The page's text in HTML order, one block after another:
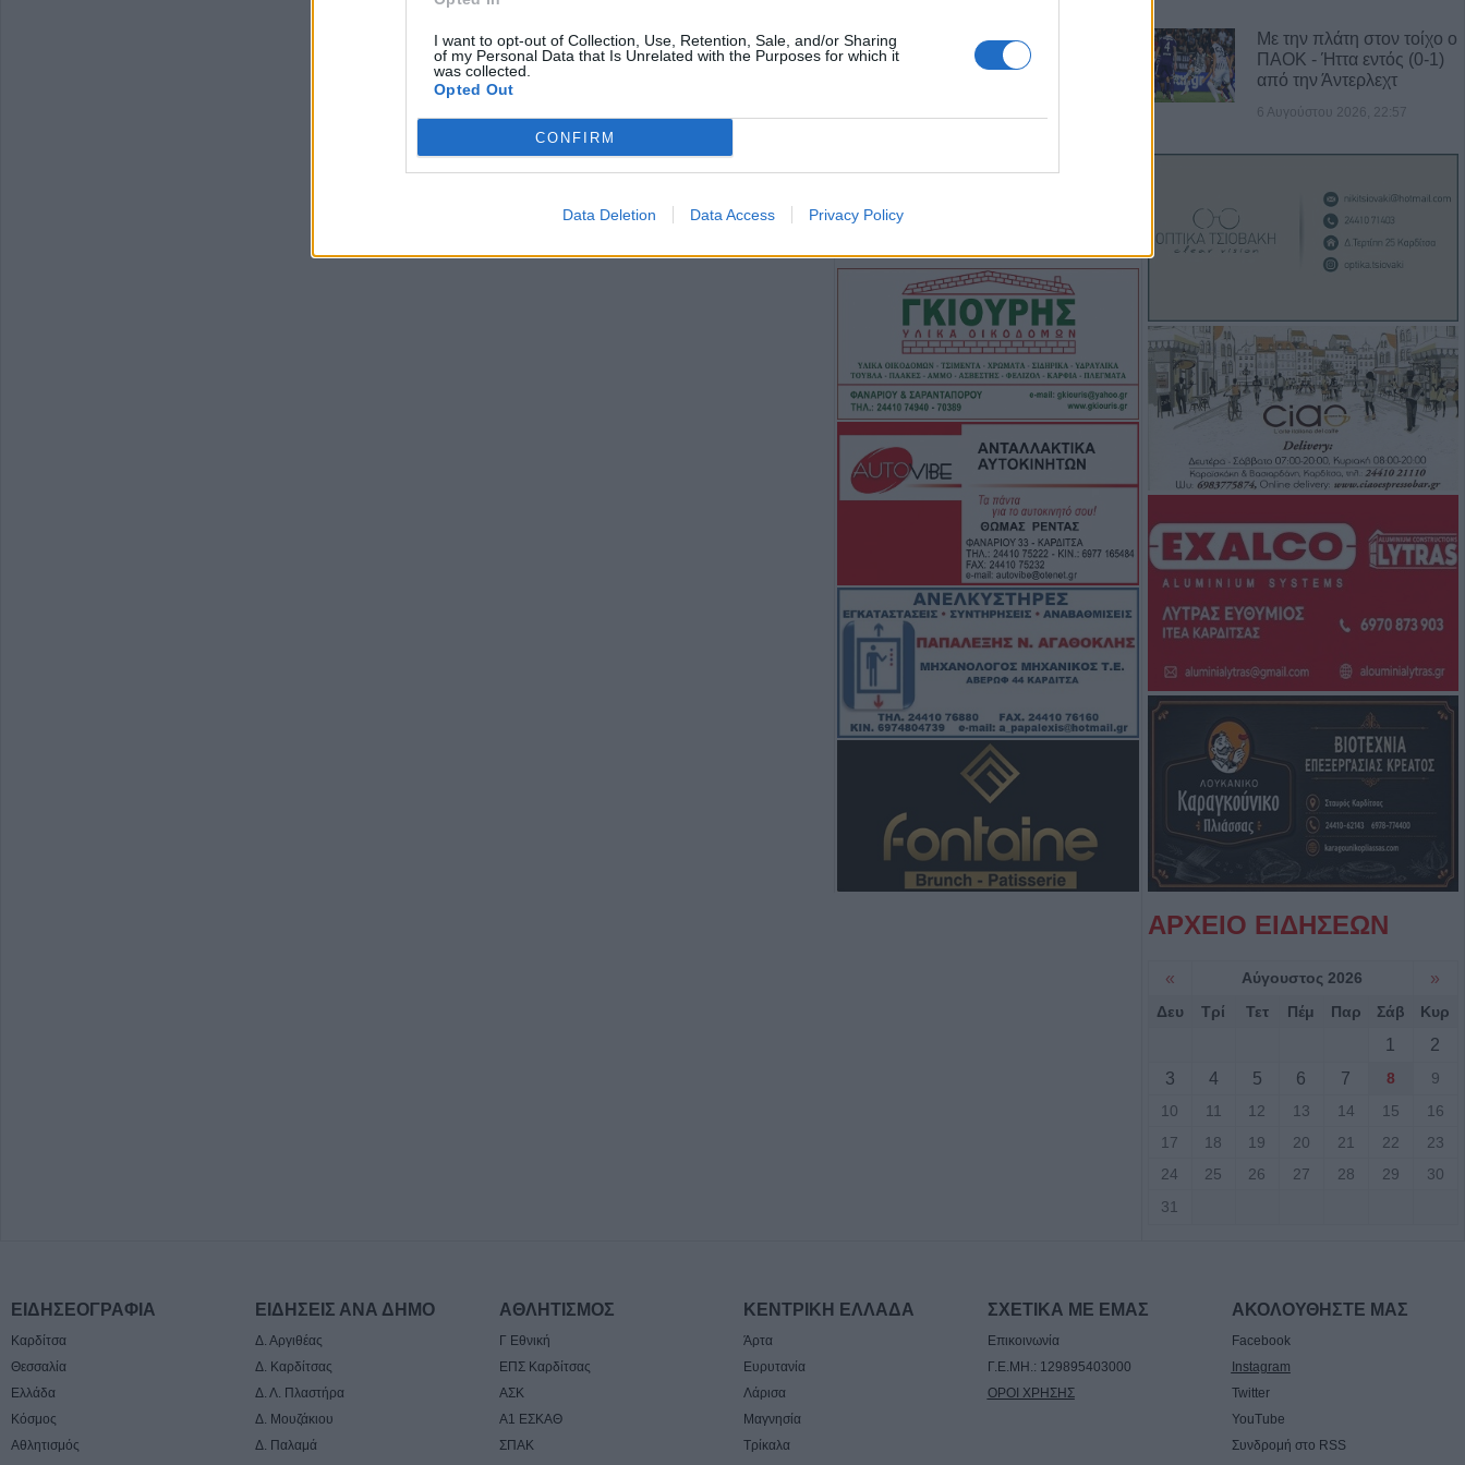
I want to opt-out of Collection, Use, Retention, Sale, and/or Sharing
of my Personal Data that Is Unrelated with the Purposes for which it
was collected.
Opted Out
CONFIRM
Data Deletion Data Access Privacy Policy
κηδεία της Βαΐας Κανέλη
Προσωρινή διακοπή νερού από
Τρίκαλα: Στα 1.352 μέτρα,
χώρος αναψυχής στο υψηλότερο
χωριό της Θεσσαλίας, το Στεφάνι
8 Αυγούστου 2026, 10:34
Κων. Λαμπρόπουλος: Με άδεια
κατάληψης κοινόχρηστων χώρων
η συντριπτική πλειοψηφία των
καταστημάτων
8 Αυγούστου 2026, 10:29
Παράταση απαγόρευση θήρας σε
συγκεκριμένες εκτάσεις του Δήμου
8 Αυγούστου 2026, 09:29
Το Σάββατο 8 Αυγούστου η κηδεία
του Λεωνίδα Μητρίτσα
8 Αυγούστου 2026, 09:21
e-ΕΦΚΑ και ΔΥΠΑ: 56,7 εκατ.
ευρώ σε 58.370 δικαιούχους από
10 έως 14 Αυγούστου
8 Αυγούστου 2026, 09:12
Ο Δήμος Σοφάδων παρουσιάζει
τον Λεωνίδα Μπαλάφα στη
Λουτροπηγή
8 Αυγούστου 2026, 09:09
Γήπεδο Μουζακίου (+Φώτο)
Μονοτεχνική Καρδίτσας: Η no1
επιλογή σε ανακαινίσεις
Με την πλάτη στον τοίχο ο
ΠΑΟΚ - Ήττα εντός (0-1)
από την Άντερλεχτ
6 Αυγούστου 2026, 22:57
ΑΡΧΕΙΟ ΕΙΔΗΣΕΩΝ
« Αύγουστος 2026 »
Δευ Τρί Τετ Πέμ Παρ Σάβ Κυρ
1
2
3
4 5 6 7 8
9
10
11 12 13 14 15
16
17
18 19 20 21 22
23
24
25 26 27 28 29
30
31
ΕΙΔΗΣΕΟΓΡΑΦΙΑ
Καρδίτσα
Θεσσαλία
Ελλάδα
Κόσμος
Αθλητισμός
ΕΙΔΗΣΕΙΣ ΑΝΑ ΔΗΜΟ
Δ. Αργιθέας
Δ. Καρδίτσας
Δ. Λ. Πλαστήρα
Δ. Μουζάκιου
Δ. Παλαμά
ΑΘΛΗΤΙΣΜΟΣ
Γ Εθνική
ΕΠΣ Καρδίτσας
ΑΣΚ
Α1 ΕΣΚΑΘ
ΣΠΑΚ
ΚΕΝΤΡΙΚΗ ΕΛΛΑΔΑ
Άρτα
Ευρυτανία
Λάρισα
Μαγνησία
Τρίκαλα
ΣΧΕΤΙΚΑ ΜΕ ΕΜΑΣ
Επικοινωνία
Γ.Ε.ΜΗ.: 129895403000
ΟΡΟΙ ΧΡΗΣΗΣ
ΑΚΟΛΟΥΘΗΣΤΕ ΜΑΣ
Facebook
Instagram
Twitter
YouTube
Συνδρομή στο RSS